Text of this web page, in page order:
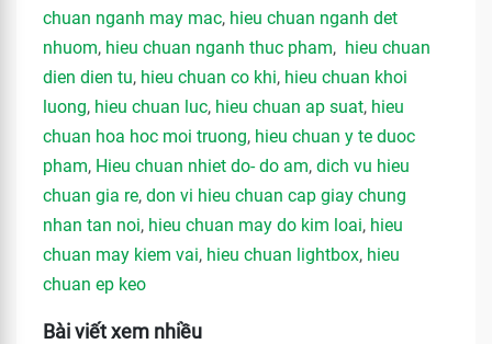
chuan nganh may mac, hieu chuan nganh det
nhuom, hieu chuan nganh thuc pham, hieu chuan
dien dien tu, hieu chuan co khi, hieu chuan khoi
luong, hieu chuan luc, hieu chuan ap suat, hieu
chuan hoa hoc moi truong, hieu chuan y te duoc
pham, Hieu chuan nhiet do- do am, dich vu hieu
chuan gia re, don vi hieu chuan cap giay chung
nhan tan noi, hieu chuan may do kim loai, hieu
chuan may kiem vai, hieu chuan lightbox, hieu
chuan ep keo
Bài viết xem nhiều